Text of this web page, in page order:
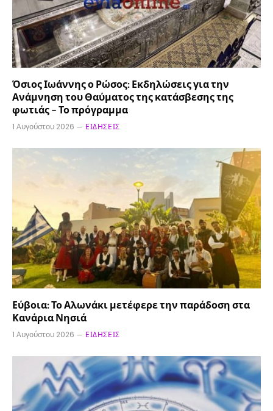
Όσιος Ιωάννης ο Ρώσος: Εκδηλώσεις για την
Ανάμνηση του Θαύματος της κατάσβεσης της
φωτιάς – Το πρόγραμμα
1 Αυγούστου 2026 ΕΙΔΉΣΕΙΣ
Εύβοια: Το Αλωνάκι μετέφερε την παράδοση στα
Κανάρια Νησιά
1 Αυγούστου 2026 ΕΙΔΉΣΕΙΣ